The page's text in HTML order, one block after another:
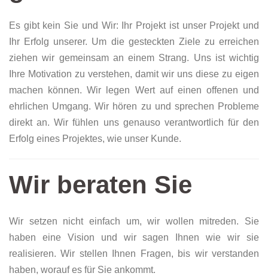
Es gibt kein Sie und Wir: Ihr Projekt ist unser Projekt und
Ihr Erfolg unserer. Um die gesteckten Ziele zu erreichen
ziehen wir gemeinsam an einem Strang. Uns ist wichtig
Ihre Motivation zu verstehen, damit wir uns diese zu eigen
machen können. Wir legen Wert auf einen offenen und
ehrlichen Umgang. Wir hören zu und sprechen Probleme
direkt an. Wir fühlen uns genauso verantwortlich für den
Erfolg eines Projektes, wie unser Kunde.
Wir beraten Sie
Wir setzen nicht einfach um, wir wollen mitreden. Sie
haben eine Vision und wir sagen Ihnen wie wir sie
realisieren. Wir stellen Ihnen Fragen, bis wir verstanden
haben, worauf es für Sie ankommt.